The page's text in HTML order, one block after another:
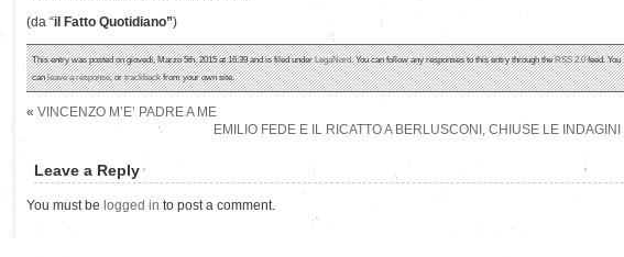
(da “il Fatto Quotidiano”)
This entry was posted on giovedì, Marzo 5th, 2015 at 16:39 and is filed underLegaNord. You can follow any responses to this entry through theRSS 2.0feed. You
canleave a response, ortrackbackfrom your own site.
« VINCENZO M’E’ PADRE A ME
EMILIO FEDE E IL RICATTO A BERLUSCONI, CHIUSE LE INDAGINI
Leave a Reply
You must be logged in to post a comment.